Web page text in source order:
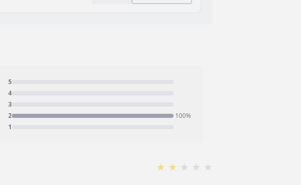
1
2 100%
3
4
5
★ ★ ★ ★ ★